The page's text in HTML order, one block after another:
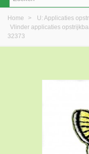
Home > U: Applicaties
Vlinder applicaties
32373